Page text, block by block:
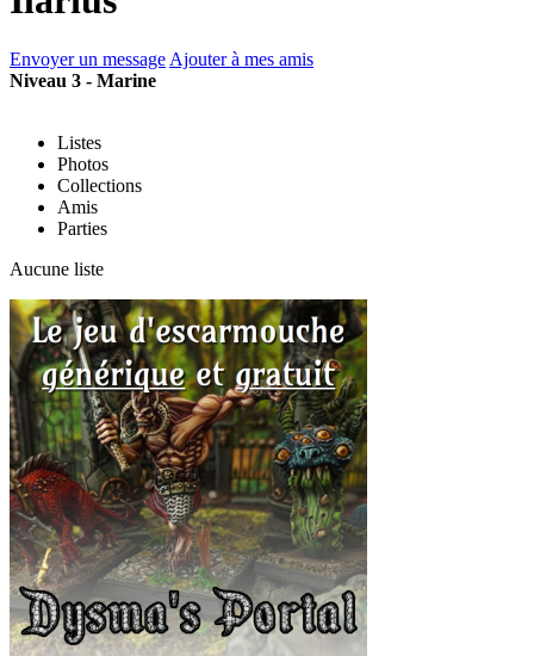
Envoyer un message Ajouter à mes amis
Niveau 3 - Marine
Listes
Photos
Collections
Amis
Parties
Aucune liste